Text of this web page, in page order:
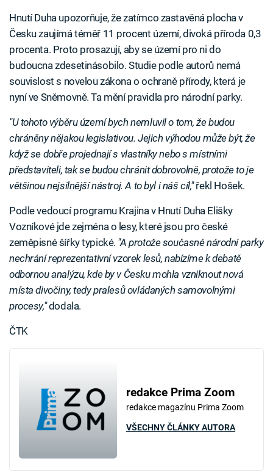
Hnutí Duha upozorňuje, že zatímco zastavěná plocha v
Česku zaujímá téměř 11 procent území, divoká příroda 0,3
procenta. Proto prosazují, aby se území pro ni do
budoucna zdesetinásobilo. Studie podle autorů nemá
souvislost s novelou zákona o ochraně přírody, která je
nyní ve Sněmovně. Ta mění pravidla pro národní parky.
"U tohoto výběru území bych nemluvil o tom, že budou
chráněny nějakou legislativou. Jejich výhodou může být, že
když se dobře projednají s vlastníky nebo s místními
představiteli, tak se budou chránit dobrovolně, protože to je
většinou nejsilnější nástroj. A to byl i náš cíl,"řekl Hošek.
Podle vedoucí programu Krajina v Hnutí Duha Elišky
Vozníkové jde zejména o lesy, které jsou pro české
zeměpisné šířky typické. "A protože současné národní parky
nechrání reprezentativní vzorek lesů, nabízíme k debatě
odbornou analýzu, kde by v Česku mohla vzniknout nová
místa divočiny, tedy pralesů ovládaných samovolnými
procesy,"dodala.
ČTK
redakce Prima Zoom
redakce magazínu Prima Zoom
VŠECHNY ČLÁNKY AUTORA